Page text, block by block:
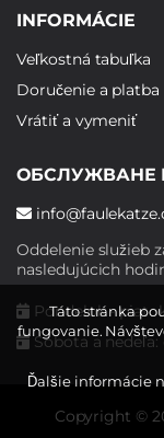
INFORMÁCIE
Veľkostná tabuľka
Doručenie a platba
Vrátiť a vymeniť
ОБСЛУЖВАНЕ
Oddelenie služieb
nasledujúcich
Pondelok -
Sobota a nedeľa:
Copyright ©
Táto stránka
fungovanie.
Ďalšie informácie